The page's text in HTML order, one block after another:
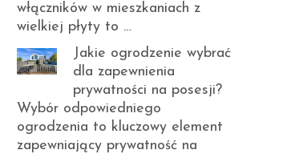
włączników w mieszkaniach z
wielkiej płyty to …
Jakie ogrodzenie wybrać
dla zapewnienia
prywatności na posesji?
Wybór odpowiedniego
ogrodzenia to kluczowy element
zapewniający prywatność na